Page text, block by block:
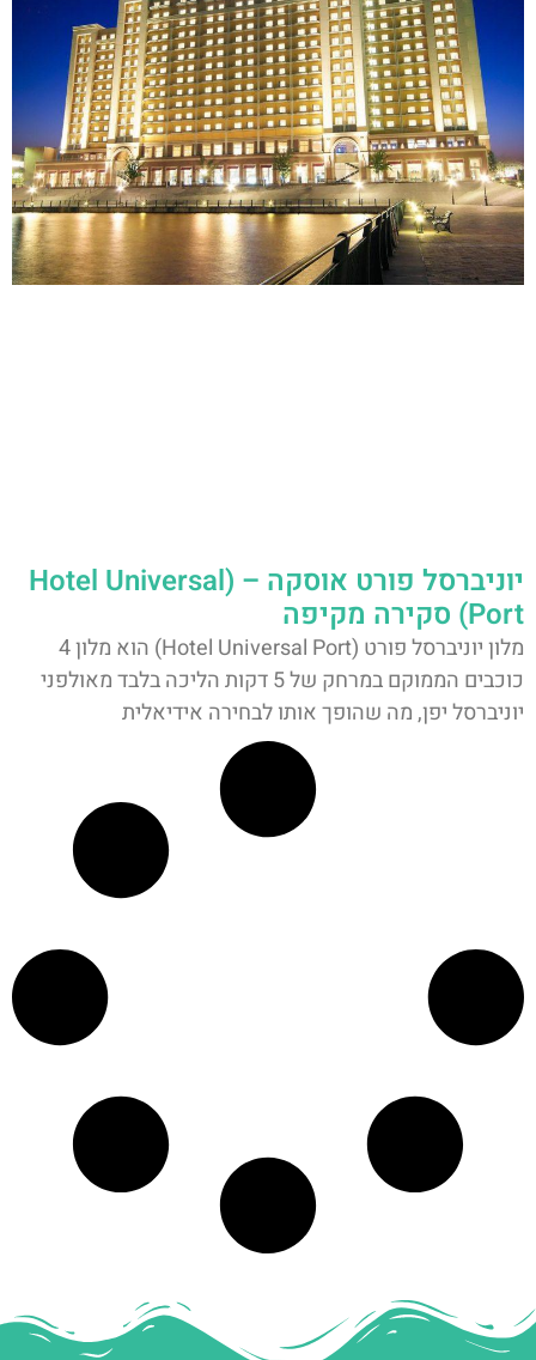
יוניברסל פורט אוסקה – (Hotel Universal
Port) סקירה מקיפה
מלון יוניברסל פורט (Hotel Universal Port) הוא מלון 4
כוכבים הממוקם במרחק של 5 דקות הליכה בלבד מאולפני
יוניברסל יפן, מה שהופך אותו לבחירה אידיאלית